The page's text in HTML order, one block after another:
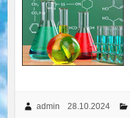
admin 28.10.2024